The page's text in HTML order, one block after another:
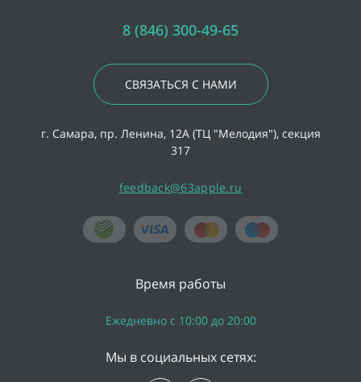
8 (846) 300-49-65
СВЯЗАТЬСЯ С НАМИ
г. Самара, пр. Ленина, 12А (ТЦ "Мелодия"), секция
317
feedback@63apple.ru
Время работы
Ежедневно с 10:00 до 20:00
Мы в социальных сетях: